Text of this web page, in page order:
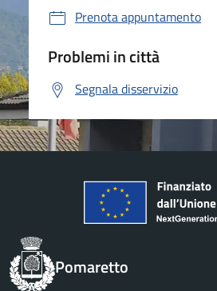
Prenota appuntamento
Problemi in città
Segnala disservizio
Pomaretto